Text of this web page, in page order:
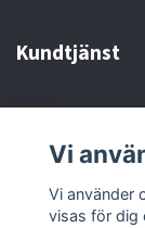
Kundtjänst
Sociala
Vi
Vi använder
visas för dig